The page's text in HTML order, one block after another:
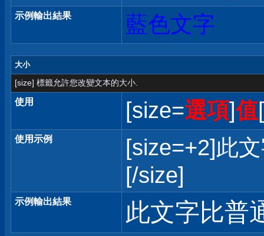
示例輸出結果 藍色文字
大小
[size] 標籤允許您改變文本的大小.
使用 [size=選項]值
使用示例
[size=+2]此
[/size]
示例輸出結果 此文字比普